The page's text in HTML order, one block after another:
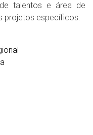
talentos e área de
projetos específicos.